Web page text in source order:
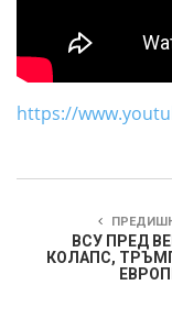
https://
ВСУ ПРЕД
КОЛАПС,